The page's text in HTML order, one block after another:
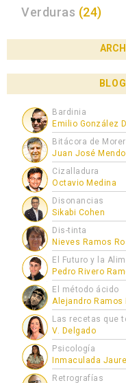
Verduras (24)
Bardinia
Emilio González
Bitácora de
Juan José
Cizalladura
Octavio Medina
Disonancias
Sikabi Cohen
Dis-tinta
Nieves Ramos
El Futuro y la
Pedro Rivero
El método ácido
Alejandro Ramos
Las recetas que
V. Delgado
Psicología
Inmaculada
Retrografías